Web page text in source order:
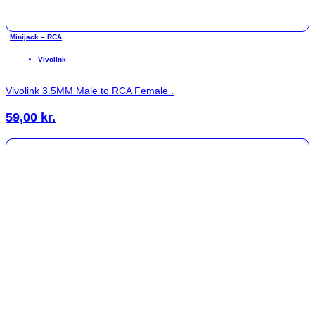
Minijack – RCA
Vivolink
Vivolink 3.5MM Male to RCA Female .
59,00 kr.